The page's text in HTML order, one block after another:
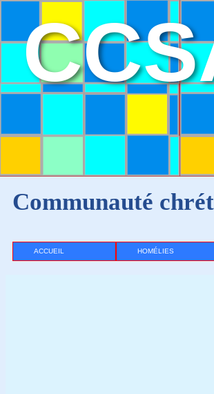
Communauté
ACCUEIL HOMÉLIES